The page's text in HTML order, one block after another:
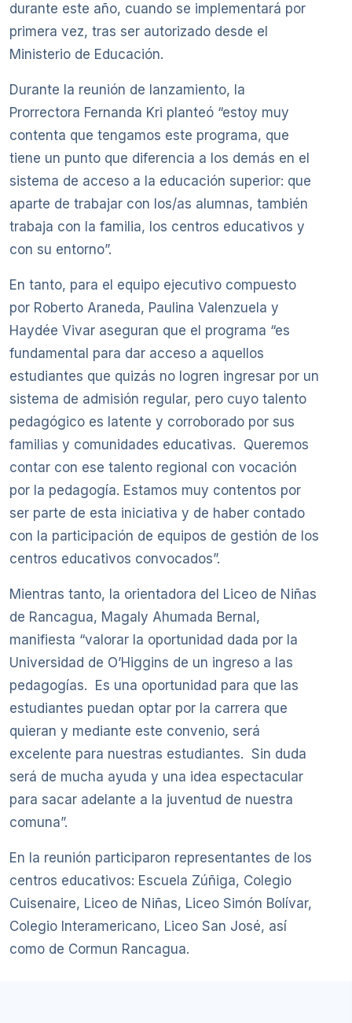
durante este año, cuando se implementará por
primera vez, tras ser autorizado desde el
Ministerio de Educación.
Durante la reunión de lanzamiento, la
Prorrectora Fernanda Kri planteó “estoy muy
contenta que tengamos este programa, que
tiene un punto que diferencia a los demás en el
sistema de acceso a la educación superior: que
aparte de trabajar con los/as alumnas, también
trabaja con la familia, los centros educativos y
con su entorno”.
En tanto, para el equipo ejecutivo compuesto
por Roberto Araneda, Paulina Valenzuela y
Haydée Vivar aseguran que el programa “es
fundamental para dar acceso a aquellos
estudiantes que quizás no logren ingresar por un
sistema de admisión regular, pero cuyo talento
pedagógico es latente y corroborado por sus
familias y comunidades educativas. Queremos
contar con ese talento regional con vocación
por la pedagogía. Estamos muy contentos por
ser parte de esta iniciativa y de haber contado
con la participación de equipos de gestión de los
centros educativos convocados”.
Mientras tanto, la orientadora del Liceo de Niñas
de Rancagua, Magaly Ahumada Bernal,
manifiesta “valorar la oportunidad dada por la
Universidad de O’Higgins de un ingreso a las
pedagogías. Es una oportunidad para que las
estudiantes puedan optar por la carrera que
quieran y mediante este convenio, será
excelente para nuestras estudiantes. Sin duda
será de mucha ayuda y una idea espectacular
para sacar adelante a la juventud de nuestra
comuna”.
En la reunión participaron representantes de los
centros educativos: Escuela Zúñiga, Colegio
Cuisenaire, Liceo de Niñas, Liceo Simón Bolívar,
Colegio Interamericano, Liceo San José, así
como de Cormun Rancagua.